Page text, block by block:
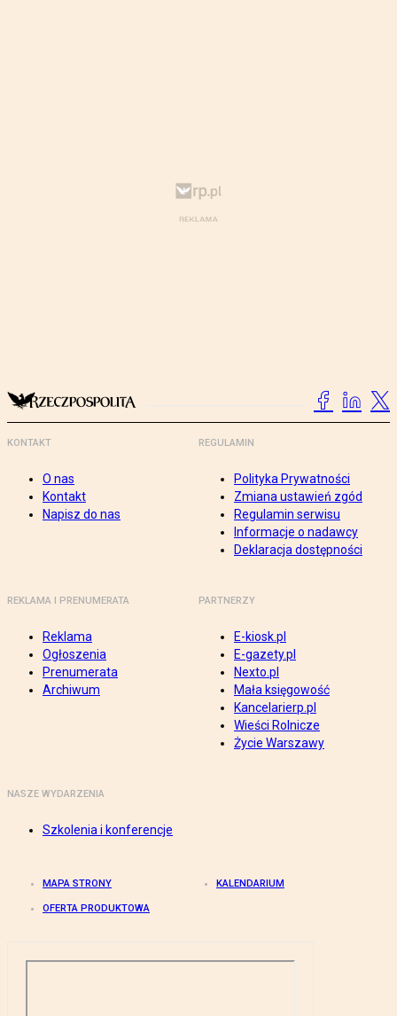
KONTAKT
O nas
Kontakt
Napisz do nas
REGULAMIN
Polityka Prywatności
Zmiana ustawień zgód
Regulamin serwisu
Informacje o nadawcy
Deklaracja dostępności
REKLAMA I PRENUMERATA
Reklama
Ogłoszenia
Prenumerata
Archiwum
PARTNERZY
E-kiosk.pl
E-gazety.pl
Nexto.pl
Mała księgowość
Kancelarierp.pl
Wieści Rolnicze
Życie Warszawy
NASZE WYDARZENIA
Szkolenia i konferencje
MAPA STRONY KALENDARIUM
OFERTA PRODUKTOWA